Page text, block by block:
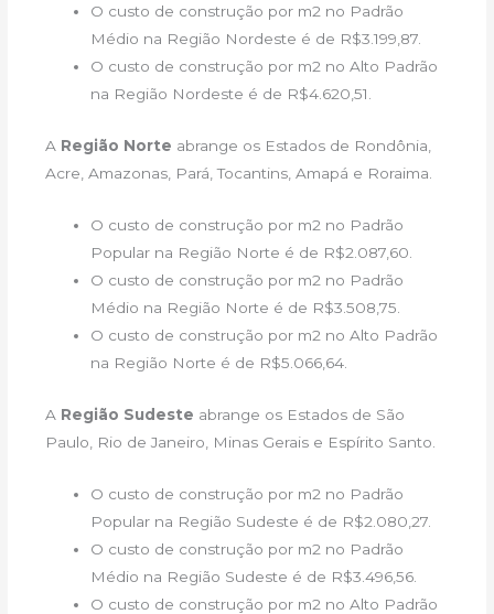
O custo de construção por m2 no Padrão
Médio na Região Nordeste é de R$3.199,87.
O custo de construção por m2 no Alto Padrão
na Região Nordeste é de R$4.620,51.
A Região Norte abrange os Estados de Rondônia,
Acre, Amazonas, Pará, Tocantins, Amapá e Roraima.
O custo de construção por m2 no Padrão
Popular na Região Norte é de R$2.087,60.
O custo de construção por m2 no Padrão
Médio na Região Norte é de R$3.508,75.
O custo de construção por m2 no Alto Padrão
na Região Norte é de R$5.066,64.
A Região Sudeste abrange os Estados de São
Paulo, Rio de Janeiro, Minas Gerais e Espírito Santo.
O custo de construção por m2 no Padrão
Popular na Região Sudeste é de R$2.080,27.
O custo de construção por m2 no Padrão
Médio na Região Sudeste é de R$3.496,56.
O custo de construção por m2 no Alto Padrão